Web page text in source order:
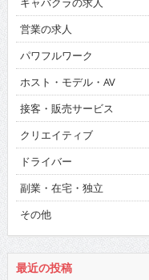
パワフルワーク
ホスト・モデル・AV
接客・販売サービス
クリエイティブ
ドライバー
副業・在宅・独立
その他
川村あい “笑顔で全力投球”
2024/5/16